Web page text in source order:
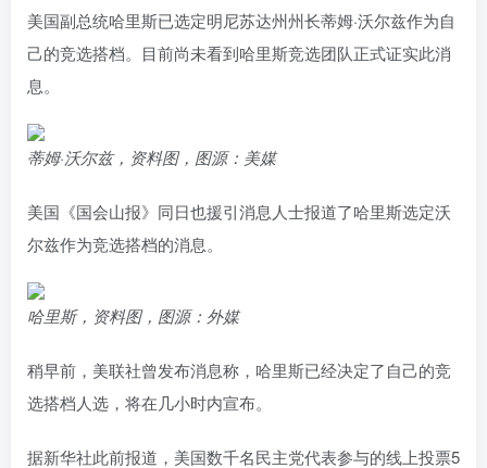
美国副总统哈里斯已选定明尼苏达州州长蒂姆·沃尔兹作为自
己的竞选搭档。目前尚未看到哈里斯竞选团队正式证实此消
息。
蒂姆·沃尔兹，资料图，图源：美媒
美国《国会山报》同日也援引消息人士报道了哈里斯选定沃
尔兹作为竞选搭档的消息。
哈里斯，资料图，图源：外媒
稍早前，美联社曾发布消息称，哈里斯已经决定了自己的竞
选搭档人选，将在几小时内宣布。
据新华社此前报道，美国数千名民主党代表参与的线上投票5